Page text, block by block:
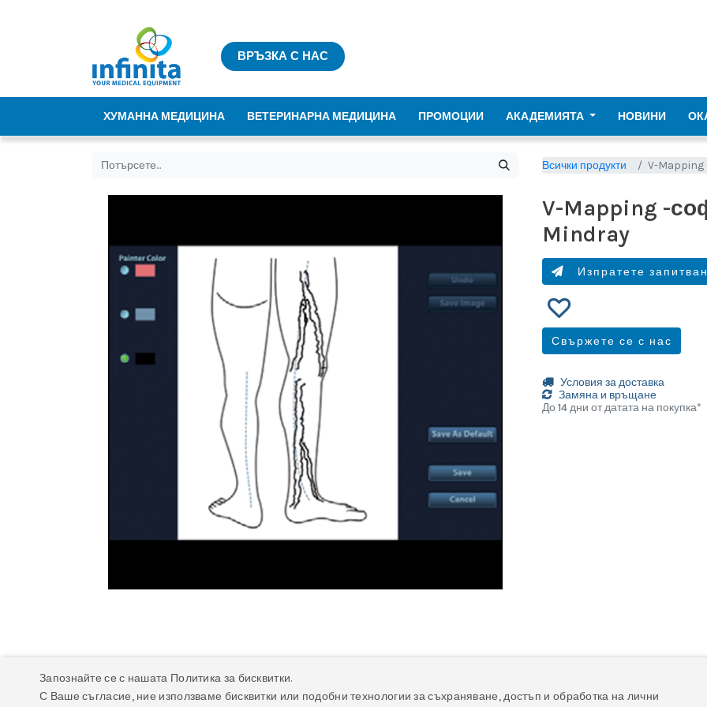
ВРЪЗКА С НАС
ХУМАННА МЕДИЦИНА ВЕТЕРИНАРНА МЕДИЦИНА ПРОМОЦИИ АКАДЕМИЯТА НОВИНИ
Всички продукти V-Mapping
V-Mapping -
Mindray
Изпратете
Свържете се с нас
Условия за доставка
Замяна и връщане
До 14 дни от датата на покупка*
Описание Техническа спецификация
Запознайте се с нашата Политика за бисквитки.
С Ваше съгласие, ние използваме бисквитки или подобни технологии за съхраняване, достъп и обработка на лични